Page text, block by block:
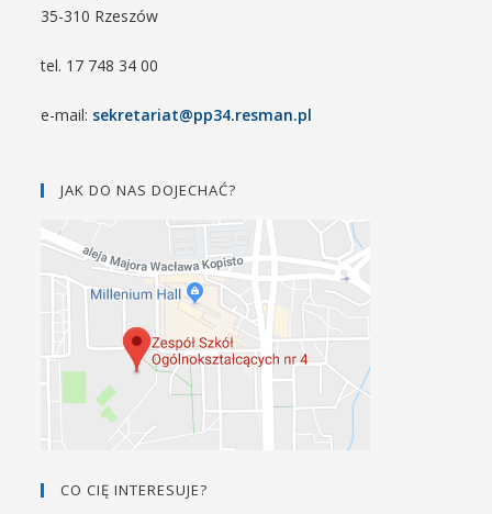
35-310 Rzeszów
tel. 17 748 34 00
e-mail: sekretariat@pp34.resman.pl
JAK DO NAS DOJECHAĆ?
CO CIĘ INTERESUJE?